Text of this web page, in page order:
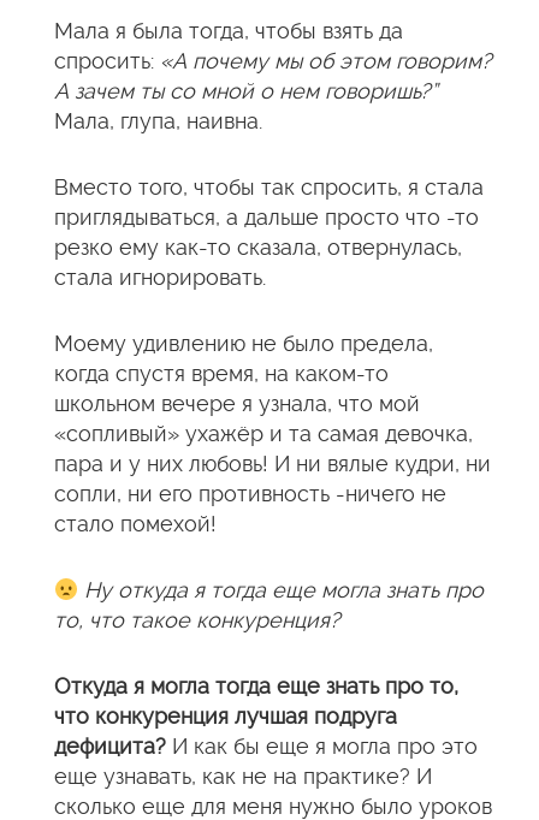
Мала я была тогда, чтобы взять да
спросить: «А почему мы об этом говорим?
А зачем ты со мной о нем говоришь?”
Мала, глупа, наивна.
Вместо того, чтобы так спросить, я стала
приглядываться, а дальше просто что -то
резко ему как-то сказала, отвернулась,
стала игнорировать.
Моему удивлению не было предела,
когда спустя время, на каком-то
школьном вечере я узнала, что мой
«сопливый» ухажёр и та самая девочка,
пара и у них любовь! И ни вялые кудри, ни
сопли, ни его противность -ничего не
стало помехой!
Ну откуда я тогда еще могла знать про
то, что такое конкуренция?
Откуда я могла тогда еще знать про то,
что конкуренция лучшая подруга
дефицита? И как бы еще я могла про это
еще узнавать, как не на практике? И
сколько еще для меня нужно было уроков